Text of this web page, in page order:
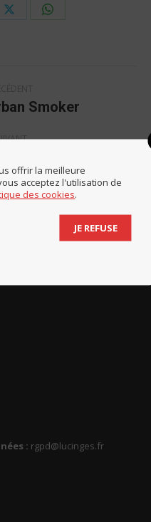
Share
Share
Smoker
: rgpd@lucinges.fr
offrir la meilleure
acceptez l'utilisation de
des cookies.
JE REFUSE